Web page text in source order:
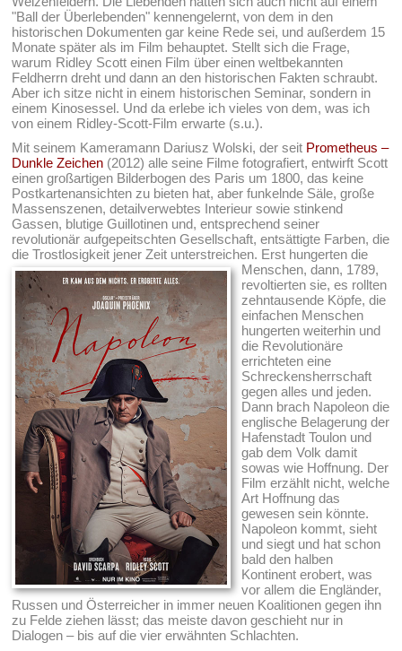
"Ball der Überlebenden" kennengelernt, von dem in den
historischen Dokumenten gar keine Rede sei, und außerdem 15
Monate später als im Film behauptet. Stellt sich die Frage,
warum Ridley Scott einen Film über einen weltbekannten
Feldherrn dreht und dann an den historischen Fakten schraubt.
Aber ich sitze nicht in einem historischen Seminar, sondern in
einem Kinosessel. Und da erlebe ich vieles von dem, was ich
von einem Ridley-Scott-Film erwarte (s.u.).
Mit seinem Kameramann Dariusz Wolski, der seit Prometheus –
Dunkle Zeichen (2012) alle seine Filme fotografiert, entwirft Scott
einen großartigen Bilderbogen des Paris um 1800, das keine
Postkartenansichten zu bieten hat, aber funkelnde Säle, große
Massenszenen, detailverwebtes Interieur sowie stinkend
Gassen, blutige Guillotinen und, entsprechend seiner
revolutionär aufgepeitschten Gesellschaft, entsättigte Farben, die
die Trostlosigkeit jener Zeit unterstreichen. Erst hungerten die
Menschen, dann, 1789,
revoltierten sie, es rollten
zehntausende Köpfe, die
einfachen Menschen
hungerten weiterhin und
die Revolutionäre
errichteten eine
Schreckensherrschaft
gegen alles und jeden.
Dann brach Napoleon die
englische Belagerung der
Hafenstadt Toulon und
gab dem Volk damit
sowas wie Hoffnung. Der
Film erzählt nicht, welche
Art Hoffnung das
gewesen sein könnte.
Napoleon kommt, sieht
und siegt und hat schon
bald den halben
Kontinent erobert, was
vor allem die Engländer,
Russen und Österreicher in immer neuen Koalitionen gegen ihn
zu Felde ziehen lässt; das meiste davon geschieht nur in
Dialogen – bis auf die vier erwähnten Schlachten.